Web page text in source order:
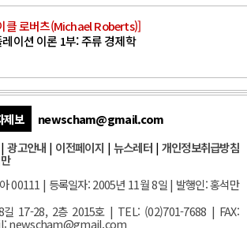
클 로버츠(Michael Roberts)]
레이션 이론 1부: 주류 경제학
제보
newscham@gmail.com
|광고안내 | 이전페이지 | 뉴스레터| 개인정보취급방침
00111 | 등록일자: 2005년 11월 8일 | 발행인: 홍석만
길 17-28, 2층 2015호| TEL: (02)701-7688 | FAX:
newscham@gmail.com